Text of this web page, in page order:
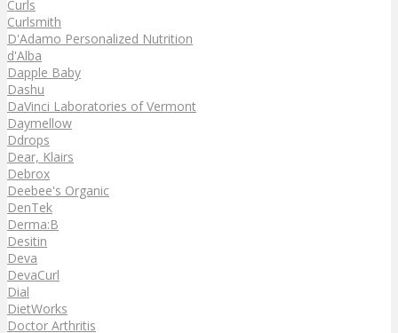
Curls
Curlsmith
D'Adamo Personalized Nutrition
d'Alba
Dapple Baby
Dashu
DaVinci Laboratories of Vermont
Daymellow
Ddrops
Dear, Klairs
Debrox
Deebee's Organic
DenTek
Derma:B
Desitin
Deva
DevaCurl
Dial
DietWorks
Doctor Arthritis